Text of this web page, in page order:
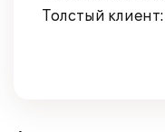
Толстый